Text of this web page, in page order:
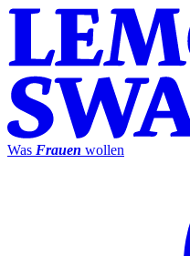
Was Frauen wollen